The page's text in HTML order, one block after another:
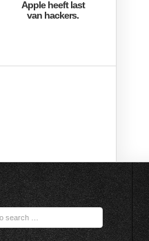
Apple heeft last
van hackers.